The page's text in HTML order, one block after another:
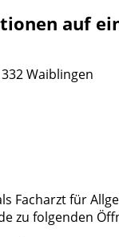
auf
Waiblingen
Facharzt für
zu folgenden